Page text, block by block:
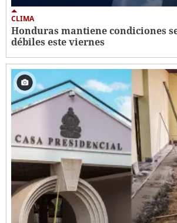
CLIMA
Honduras mantiene condiciones
débiles este viernes